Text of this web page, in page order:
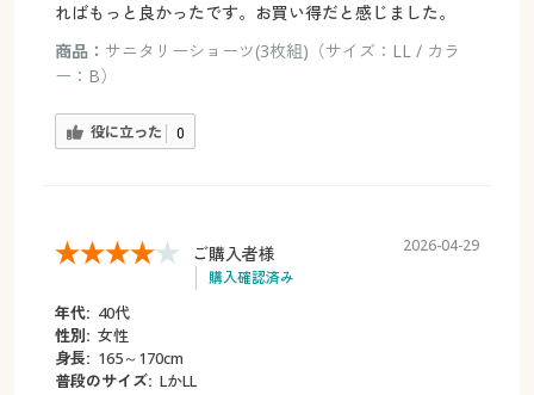
ればもっと良かったです。お買い得だと感じました。
商品： サニタリーショーツ(3枚組)（サイズ：LL / カラ
ー：B）
役に立った 0
ご購入者様
購入確認済み
2026-04-29
年代: 40代
性別: 女性
身長: 165～170cm
普段のサイズ: LかLL